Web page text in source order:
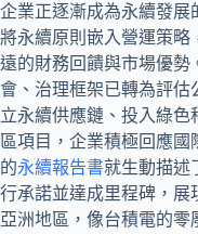
企業正逐漸成為永續發展
將永續原則嵌入營運策略
遠的財務回饋與市場優勢
會、治理框架已轉為評估
立永續供應鏈、投入綠色
區項目，企業積極回應
的永續報告書就生動描述
行承諾並達成里程碑，展
亞洲地區，像台積電的